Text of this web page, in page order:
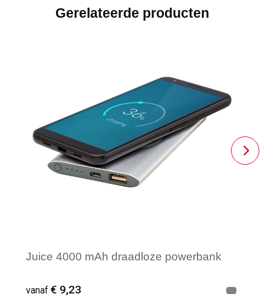
Gerelateerde producten
Juice 4000 mAh draadloze powerbank
vanaf € 9,23